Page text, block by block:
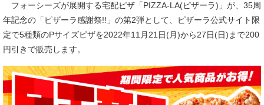
フォーシーズが展開する宅配ピザ「PIZZA-LA(ピザーラ)」が、35周
年記念の「ピザーラ感謝祭!!」の第2弾として、ピザーラ公式サイト限
定で5種類のPサイズピザを2022年11月21日(月)から27日(日)まで200
円引きで販売します。